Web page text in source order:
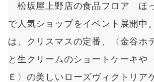
松坂屋上野店の食品フロア ほ
で人気ショップをイベント展開中
は、クリスマスの定番、〈金谷ホ
と生クリームのショートケーキや
Ｅ〉の美しいローズヴィクトリア